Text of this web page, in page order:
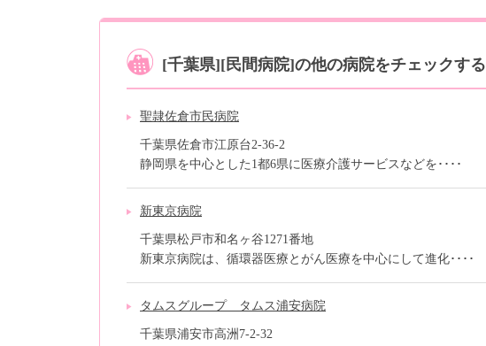
[千葉県][民間病院]の他の病院をチェックする
聖隷佐倉市民病院
千葉県佐倉市江原台2‐36‐2
静岡県を中心とした1都6県に医療介護サービスなどを････
新東京病院
千葉県松戸市和名ヶ谷1271番地
新東京病院は、循環器医療とがん医療を中心にして進化････
タムスグループ タムス浦安病院
千葉県浦安市高洲7-2-32